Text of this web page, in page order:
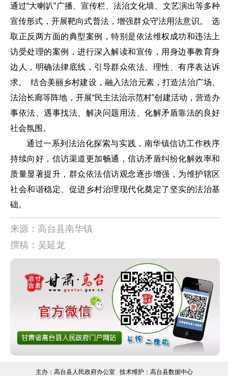
通过“大喇叭”广播、宣传栏、法治文化墙、文艺演出等多种
宣传形式，开展靶向式普法，增强群众守法用法意识。 选
取正反两方面的典型案例，特别是依法维权成功和违法上
访受处理的案例，进行深入解读和宣传，用身边事教育身
边人，明确法律底线，引导群众依法、理性、有序表达诉
求。 结合美丽乡村建设，融入法治元素，打造法治广场、
法治长廊等阵地，开展“民主法治示范村”创建活动，营造办
事依法、遇事找法、解决问题用法、化解矛盾靠法的良好
社会氛围。
通过一系列法治化探索与实践，南华镇信访工作秩序
持续向好，信访渠道更加畅通，信访矛盾纠纷化解效率和
质量显著提升，群众依法信访观念逐步增强，为维护辖区
社会和谐稳定、促进乡村治理现代化奠定了坚实的法治基
础。
来源：高台县南华镇
撰稿：吴延龙
主办：高台县人民政府办公室 技术维护：高台县数据中心